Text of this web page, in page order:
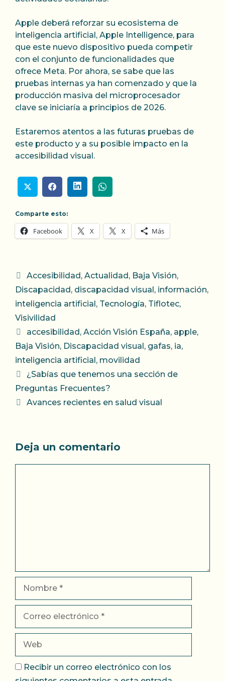
Apple deberá reforzar su ecosistema de
inteligencia artificial, Apple Intelligence, para
que este nuevo dispositivo pueda competir
con el conjunto de funcionalidades que
ofrece Meta. Por ahora, se sabe que las
pruebas internas ya han comenzado y que la
producción masiva del microprocesador
clave se iniciaría a principios de 2026.
Estaremos atentos a las futuras pruebas de
este producto y a su posible impacto en la
accesibilidad visual.
Comparte esto:
Facebook X X Más
Categorías
Accesibilidad, Actualidad, Baja Visión,
Discapacidad, discapacidad visual, información,
inteligencia artificial, Tecnología, Tiflotec,
Visivilidad
Etiquetas
accesibilidad, Acción Visión España, apple,
Baja Visión, Discapacidad visual, gafas, ia,
inteligencia artificial, movilidad
¿Sabías que tenemos una sección de
Preguntas Frecuentes?
Avances recientes en salud visual
Deja un comentario
electrónico
Recibir un correo electrónico con los